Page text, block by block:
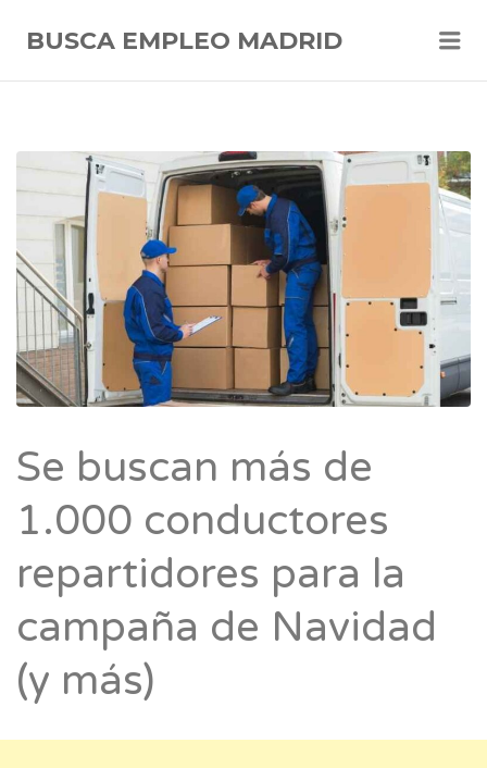
BUSCA EMPLEO MADRID
Se buscan más de
1.000 conductores
repartidores para la
campaña de Navidad
(y más)